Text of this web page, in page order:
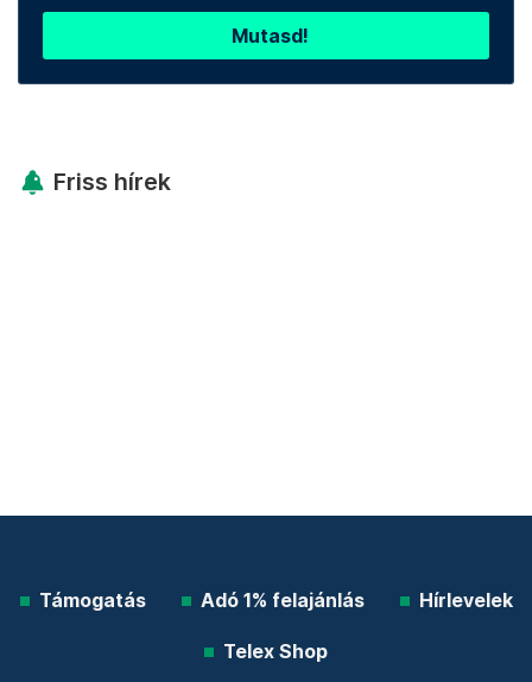
Mutasd!
Friss hírek
Támogatás Adó 1% felajánlás Hírlevelek
Telex Shop